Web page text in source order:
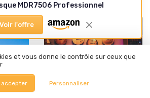
MDR7506 Professionnel
Voir l'offre
et vous donne le contrôle sur ceux que
accepter Personnaliser